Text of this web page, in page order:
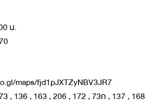
น.
maps/fjd1pJXTZyNBV3JR7
, 136 , 163 , 206 , 172 , 73ก , 137 ,